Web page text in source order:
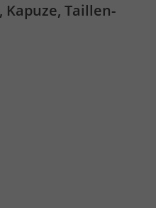
Kapuze, Taillen-